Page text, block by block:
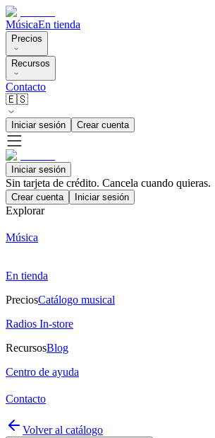
MúsicaEn tienda
Precios
Recursos
Contacto
🇪🇸
Iniciar sesión Crear cuenta
Iniciar sesión
Sin tarjeta de crédito. Cancela cuando quieras.
Crear cuenta Iniciar sesión
Explorar
Música
En tienda
PreciosCatálogo musical
Radios In-store
RecursosBlog
Centro de ayuda
Contacto
Volver al catálogo